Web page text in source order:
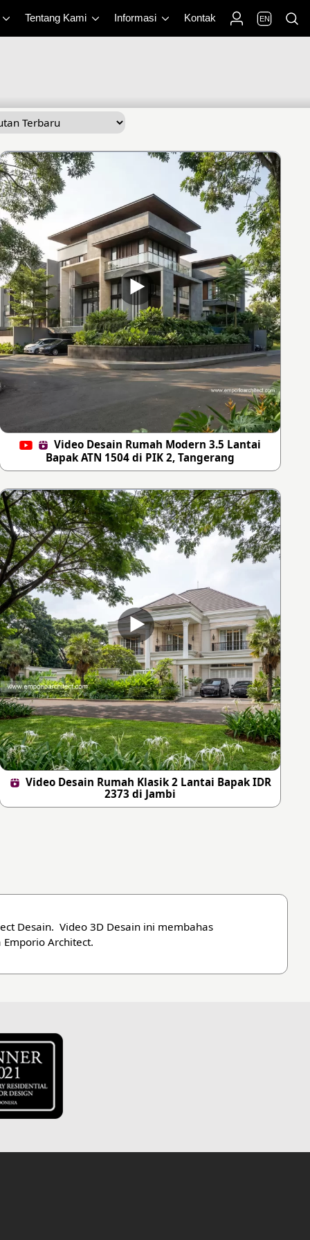
Tentang Kami Informasi Kontak EN
Video Desain Rumah Modern 3.5 Lantai
Bapak ATN 1504 di PIK 2, Tangerang
Video Desain Rumah Klasik 2 Lantai Bapak IDR
2373 di Jambi
Desain. Video 3D Desain ini membahas
Architect.